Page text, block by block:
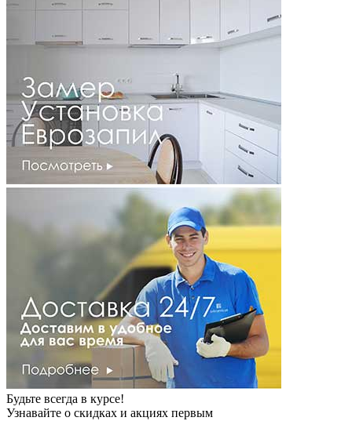
Будьте всегда в курсе!
Узнавайте о скидках и акциях первым